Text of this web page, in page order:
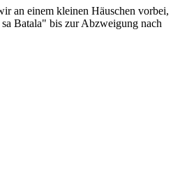
an einem kleinen Häuschen vorbei,
Batala" bis zur Abzweigung nach